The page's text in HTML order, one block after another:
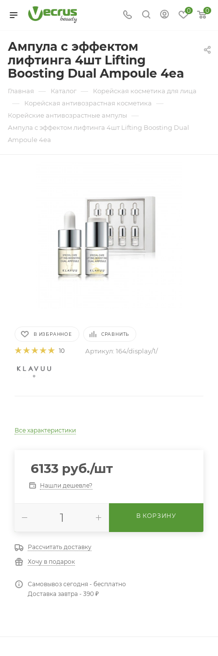
0 0
Ампула с эффектом
лифтинга 4шт Lifting
Boosting Dual Ampoule 4ea
Главная — Каталог — Корейская косметика для лица
— Корейская антивозрастная косметика —
Корейские антивозрастные ампулы —
Ампула с эффектом лифтинга 4шт Lifting Boosting Dual
Ampoule 4ea
В ИЗБРАННОЕ СРАВНИТЬ
10 Артикул: 164/display/1/
Все характеристики
6133 руб./шт
Нашли дешевле?
В КОРЗИНУ
Рассчитать доставку
Хочу в подарок
Самовывоз сегодня - бесплатно
Доставка завтра - 390 ₽